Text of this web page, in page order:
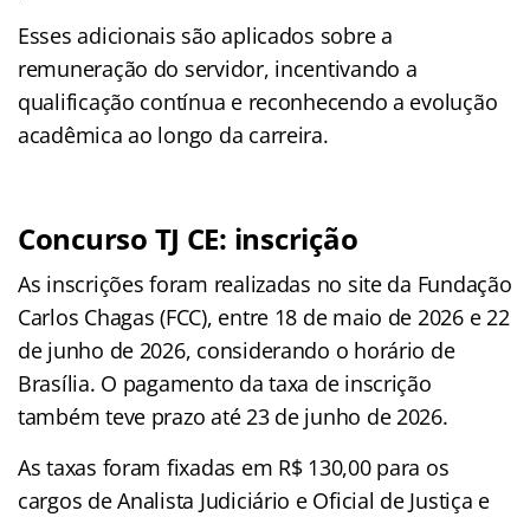
Esses adicionais são aplicados sobre a
remuneração do servidor, incentivando a
qualificação contínua e reconhecendo a evolução
acadêmica ao longo da carreira.
Concurso TJ CE: inscrição
As inscrições foram realizadas no site da Fundação
Carlos Chagas (FCC), entre 18 de maio de 2026 e 22
de junho de 2026, considerando o horário de
Brasília. O pagamento da taxa de inscrição
também teve prazo até 23 de junho de 2026.
As taxas foram fixadas em R$ 130,00 para os
cargos de Analista Judiciário e Oficial de Justiça e